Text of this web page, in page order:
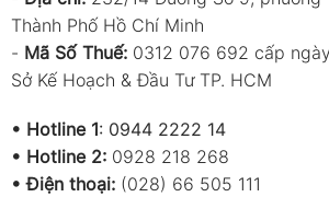
Thành Phố Hồ Chí Minh
- Mã Số Thuế: 0312 076 692 cấp
Sở Kế Hoạch & Đầu Tư TP. HCM
• Hotline 1: 0944 2222 14
• Hotline 2: 0928 218 268
• Điện thoại: (028) 66 505 111